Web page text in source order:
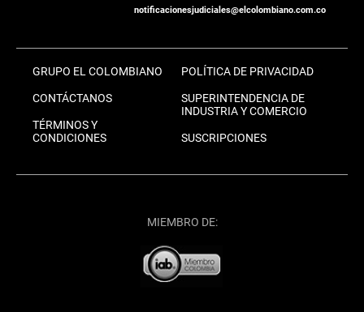
notificacionesjudiciales@elcolombiano.com.co
GRUPO EL COLOMBIANO
CONTÁCTANOS
TÉRMINOS Y
CONDICIONES
POLÍTICA DE PRIVACIDAD
SUPERINTENDENCIA DE
INDUSTRIA Y COMERCIO
SUSCRIPCIONES
MIEMBRO DE: